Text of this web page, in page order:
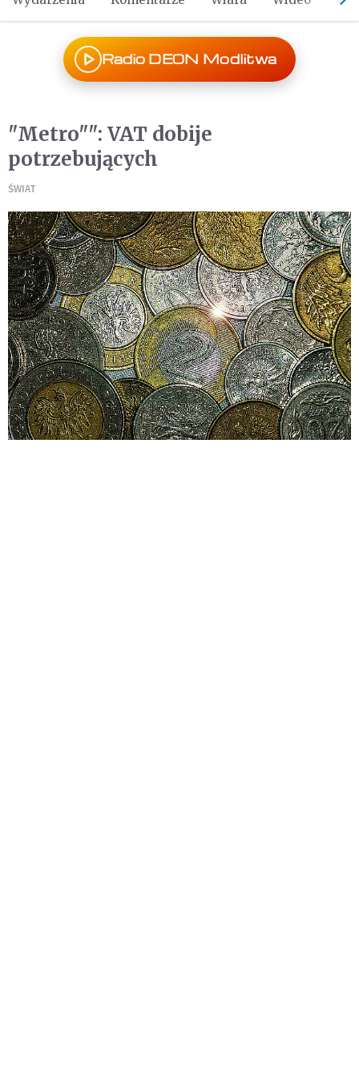
Radio DEON Modlitwa
"Metro"": VAT dobije
potrzebujących
ŚWIAT